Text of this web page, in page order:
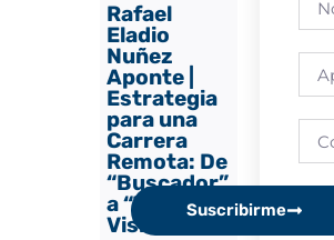
Rafael
Eladio
Nuñez
Aponte |
Estrategia
para una
Carrera
Remota: De
“Buscador”
a “Talento
Visible”
Suscribirme